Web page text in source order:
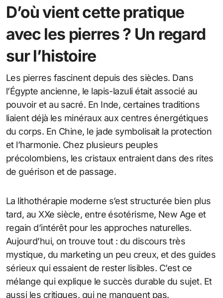
D’où vient cette pratique
avec les pierres ? Un regard
sur l’histoire
Les pierres fascinent depuis des siècles. Dans
l’Égypte ancienne, le lapis-lazuli était associé au
pouvoir et au sacré. En Inde, certaines traditions
liaient déjà les minéraux aux centres énergétiques
du corps. En Chine, le jade symbolisait la protection
et l’harmonie. Chez plusieurs peuples
précolombiens, les cristaux entraient dans des rites
de guérison et de passage.
La lithothérapie moderne s’est structurée bien plus
tard, au XXe siècle, entre ésotérisme, New Age et
regain d’intérêt pour les approches naturelles.
Aujourd’hui, on trouve tout : du discours très
mystique, du marketing un peu creux, et des guides
sérieux qui essaient de rester lisibles. C’est ce
mélange qui explique le succès durable du sujet. Et
aussi les critiques, qui ne manquent pas.